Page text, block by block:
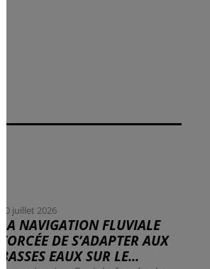
30 juillet 2026
LA NAVIGATION FLUVIALE
FORCÉE DE S’ADAPTER AUX
BASSES EAUX SUR LE...